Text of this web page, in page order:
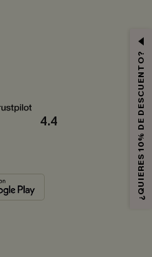
4.4 ¿QUIERES 10% DE DESCUENTO?